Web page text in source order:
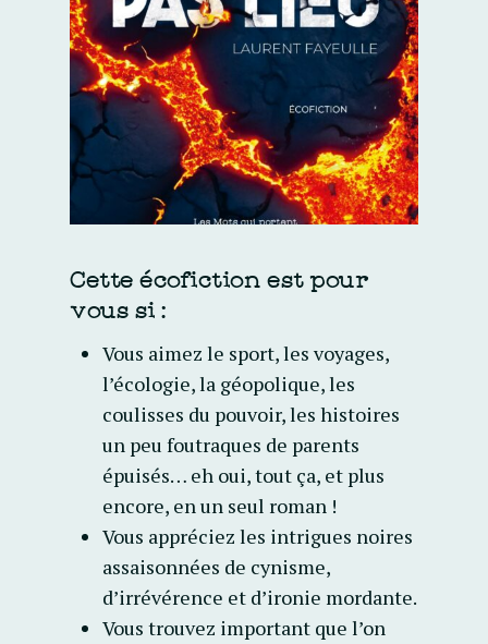
Cette écofiction est pour
vous si :
Vous aimez le sport, les voyages,
l’écologie, la géopolique, les
coulisses du pouvoir, les histoires
un peu foutraques de parents
épuisés… eh oui, tout ça, et plus
encore, en un seul roman !
Vous appréciez les intrigues noires
assaisonnées de cynisme,
d’irrévérence et d’ironie mordante.
Vous trouvez important que l’on